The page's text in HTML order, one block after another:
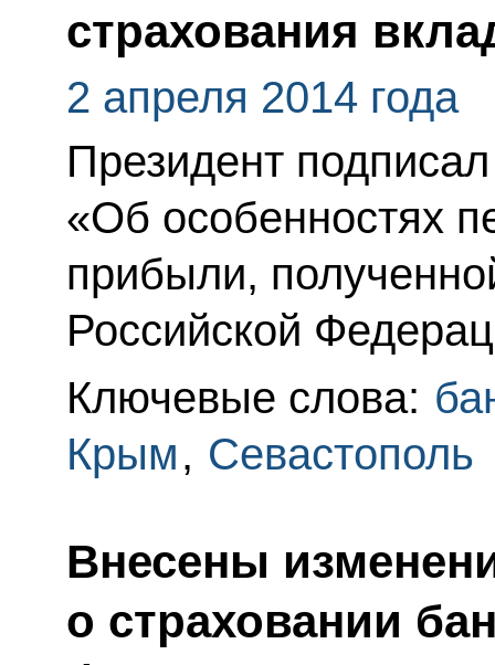
страхования
2 апреля 2014 года
Президент
«Об особенностях
прибыли,
Российской
Ключевые слова:
Крым, Севастополь
Внесены
о страховании